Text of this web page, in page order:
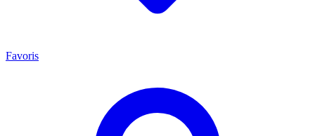
Favoris